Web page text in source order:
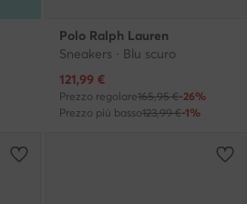
Polo Ralph Lauren
Sneakers · Blu scuro
Prezzo attuale
121,99 €
Prezzo regolare165,95 €-26%
Prezzo più basso123,99 €-1%